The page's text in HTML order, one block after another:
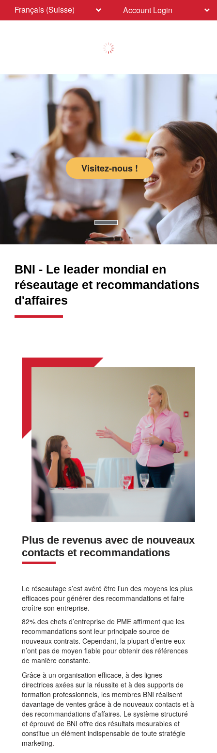
Français (Suisse) Account Login
Visitez-nous !
BNI - Le leader mondial en
réseautage et recommandations
d'affaires
Plus de revenus avec de nouveaux
contacts et recommandations
Le réseautage s’est avéré être l’un des moyens les plus
efficaces pour générer des recommandations et faire
croître son entreprise.
82% des chefs d’entreprise de PME affirment que les
recommandations sont leur principale source de
nouveaux contrats. Cependant, la plupart d’entre eux
n’ont pas de moyen fiable pour obtenir des références
de manière constante.
Grâce à un organisation efficace, à des lignes
directrices axées sur la réussite et à des supports de
formation professionnels, les membres BNI réalisent
davantage de ventes grâce à de nouveaux contacts et à
des recommandations d’affaires. Le système structuré
et éprouvé de BNI offre des résultats mesurables et
constitue un élément indispensable de toute stratégie
marketing.